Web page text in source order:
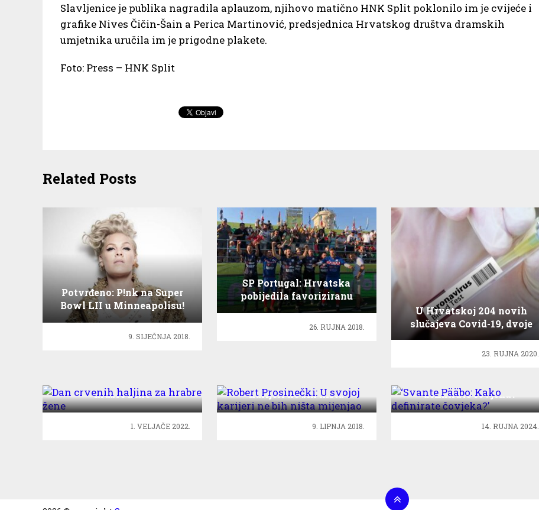
Slavljenice je publika nagradila aplauzom, njihovo matično HNK Split poklonilo im je cvijeće i
grafike Nives Čičin-Šain a Perica Martinović, predsjednica Hrvatskog društva dramskih
umjetnika uručila im je prigodne plakete.
Foto: Press – HNK Split
Related Posts
Potvrđeno: P!nk na Super
Bowl LII u Minneapolisu!
9. SIJEČNJA 2018.
SP Portugal: Hrvatska
pobijedila favoriziranu
Njemačku
26. RUJNA 2018.
U Hrvatskoj 204 novih
slučajeva Covid-19, dvoje
23. RUJNA 2020.
hrabre žene
1. VELJAČE 2022.
karijeri ne bih ništa
mijenjao
9. LIPNJA 2018.
definirate čovjeka?’
14. RUJNA 2024.